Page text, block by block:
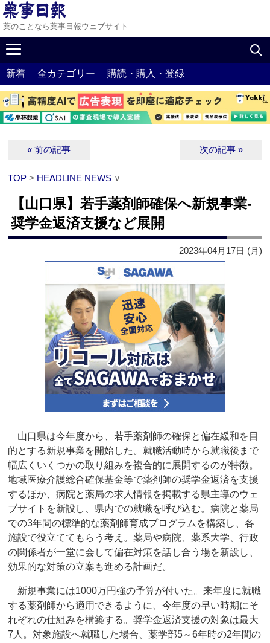
薬のことなら薬事日報ウェブサイト
新着 全カテゴリー 購読・購入・登録
« 前の記事 次の記事 »
TOP > HEADLINE NEWS ∨
【山口県】若手薬剤師確保へ新規事業‐
奨学金返済支援など展開
2023年04月17日 (月)
山口県は今年度から、若手薬剤師の確保と偏在緩和を目
的とする新規事業を開始した。就職活動時から就職後まで
幅広くいくつかの取り組みを複合的に展開するのが特徴。
地域医療介護総合確保基金等で薬剤師の奨学金返済を支援
するほか、病院と薬局の求人情報を掲載する県主導のウェ
ブサイトを新設し、県内での就職を呼び込む。病院と薬局
での3年間の標準的な薬剤師育成プログラムを構築し、各
施設で役立ててもらう考え。薬局や病院、薬系大学、行政
の関係者が一堂に会して偏在対策を話し合う場を新設し、
効果的な対策の立案も進める計画だ。
新規事業には1000万円強の予算が付いた。来年度に就職
する薬剤師から適用できるように、今年度の早い時期にそ
れぞれの仕組みを構築する。奨学金返済支援の対象は最大
7人。対象施設へ就職した場合、薬学部5～6年時の2年間の